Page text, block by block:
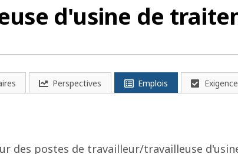
d'usine de
Perspectives Emplois
des postes de travailleur/travailleuse